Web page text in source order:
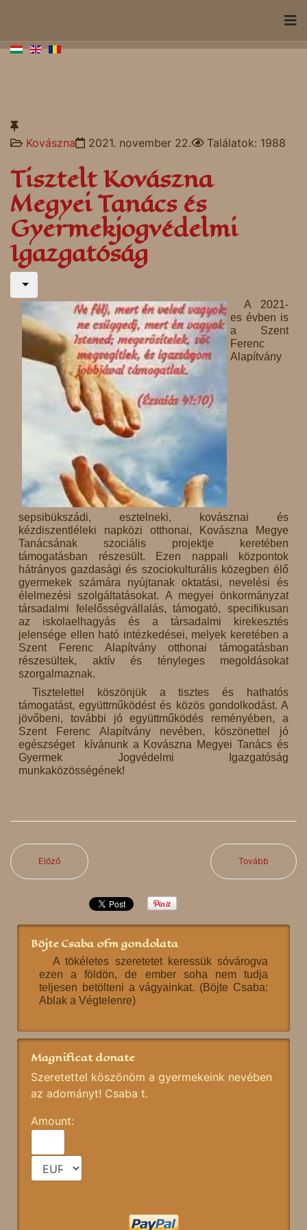
Kovászna 2021. november 22. Találatok: 1988
Tisztelt Kovászna
Megyei Tanács és
Gyermekjogvédelmi
Igazgatóság
A 2021-
es évben is
a Szent
Ferenc
Alapítvány
sepsibükszádi, esztelneki, kovásznai és
kézdiszentléleki napközi otthonai, Kovászna Megye
Tanácsának szociális projektje keretében
támogatásban részesült. Ezen nappali központok
hátrányos gazdasági és szociokulturális közegben élő
gyermekek számára nyújtanak oktatási, nevelési és
élelmezési szolgáltatásokat. A megyei önkormányzat
társadalmi felelősségvállalás, támogató, specifikusan
az iskolaelhagyás és a társadalmi kirekesztés
jelensége ellen ható intézkedései, melyek keretében a
Szent Ferenc Alapítvány otthonai támogatásban
részesültek, aktív és tényleges megoldásokat
szorgalmaznak.
Tisztelettel köszönjük a tisztes és hathatós
támogatást, együttműködést és közös gondolkodást. A
jövőbeni, további jó együttműködés reményében, a
Szent Ferenc Alapítvány nevében, köszönettel jó
egészséget kívánunk a Kovászna Megyei Tanács és
Gyermek Jogvédelmi Igazgatóság
munkaközösségének!
Előző Tovább
Böjte Csaba ofm gondolata
A tökéletes szeretetet keressük sóvárogva
ezen a földön, de ember soha nem tudja
teljesen betölteni a vágyainkat. (Böjte Csaba:
Ablak a Végtelenre)
Magnificat donate
Szeretettel köszönöm a gyermekeink nevében
az adományt! Csaba t.
Amount: